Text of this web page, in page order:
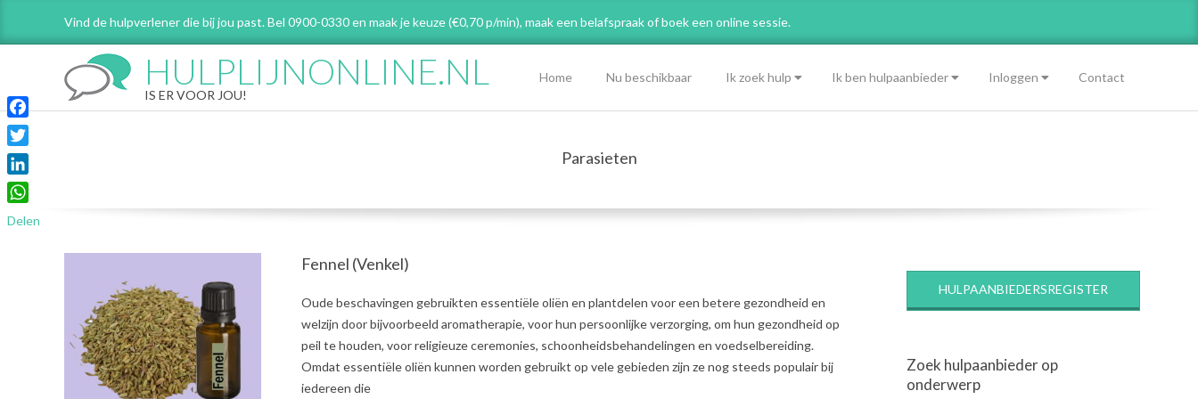
Vind de hulpverlener die bij jou past. Bel 0900-0330 en maak je keuze (€0,70 p/min), maak een belafspraakof boek een online sessie.
HULPLIJNONLINE.NL
IS ER VOOR JOU!
Menu
Home Nu beschikbaar Ik zoek hulp Ik ben hulpaanbieder Inloggen Contact
Parasieten
Fennel (Venkel)
2021-
07-
Oude beschavingen gebruikten essentiële oliën en plantdelen voor een betere gezondheid en
welzijn door bijvoorbeeld aromatherapie, voor hun persoonlijke verzorging, om hun gezondheid op
peil te houden, voor religieuze ceremonies, schoonheidsbehandelingen en voedselbereiding.
Omdat essentiële oliën kunnen worden gebruikt op vele gebieden zijn ze nog steeds populair bij
iedereen die
HULPAANBIEDERSREGISTER
Zoek hulpaanbieder op
onderwerp
Facebook
Twitter
LinkedIn
WhatsApp
Delen